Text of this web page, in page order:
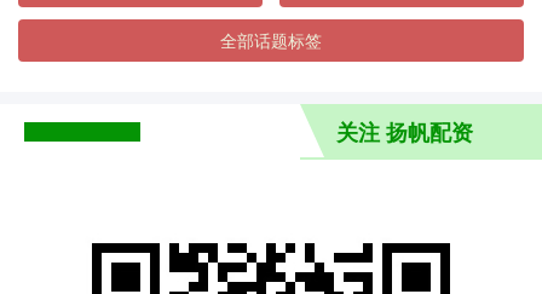
全部话题标签
关注 扬帆配资